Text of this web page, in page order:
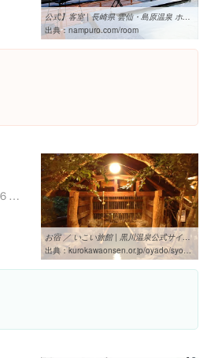
公式】客室 | 長崎県 雲仙・島原温泉 ホテル 南風楼
出典：nampuro.com/room
熊本県阿蘇郡南小国町満願寺６５４８
お宿 ／ いこい旅館 | 黒川温泉公式サイト｜熊本・阿蘇の温泉地
出典：kurokawaonsen.or.jp/oyado/syosai.php?intYKey=1